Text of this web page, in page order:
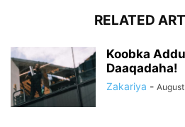
RELATED
Koobka
Daaqadaha!
Zakariya -